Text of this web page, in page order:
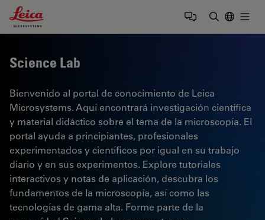
Leica Microsystems Logo
Science Lab
Bienvenido al portal de conocimiento de Leica
Microsystems. Aquí encontrará investigación científica
y material didáctico sobre el tema de la microscopía. El
portal ayuda a principiantes, profesionales
experimentados y científicos por igual en su trabajo
diario y en sus experimentos. Explore tutoriales
interactivos y notas de aplicación, descubra los
fundamentos de la microscopía, así como las
tecnologías de gama alta. Forme parte de la